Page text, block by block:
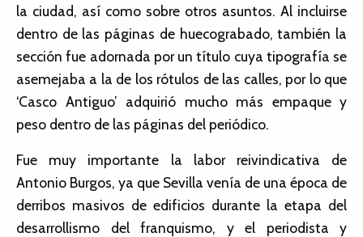
la ciudad, así como sobre otros asuntos. Al incluirse
dentro de las páginas de huecograbado, también la
sección fue adornada por un título cuya tipografía se
asemejaba a la de los rótulos de las calles, por lo que
‘Casco Antiguo’ adquirió mucho más empaque y
peso dentro de las páginas del periódico.
Fue muy importante la labor reivindicativa de
Antonio Burgos, ya que Sevilla venía de una época de
derribos masivos de edificios durante la etapa del
desarrollismo del franquismo, y el periodista y